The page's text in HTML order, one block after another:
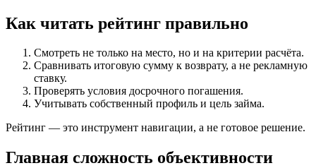
Как читать рейтинг правильно
Смотреть не только на место, но и на критерии расчёта.
Сравнивать итоговую сумму к возврату, а не рекламную
ставку.
Проверять условия досрочного погашения.
Учитывать собственный профиль и цель займа.
Рейтинг — это инструмент навигации, а не готовое решение.
Главная сложность объективности